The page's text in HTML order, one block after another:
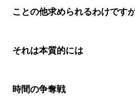
ことの他求められるわけです
それは本質的には
時間の争奪戦